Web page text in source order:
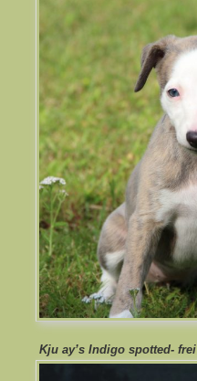
Kju ay’s Indigo spotted- frei